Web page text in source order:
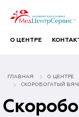
О ЦЕНТРЕ
ГЛАВНАЯ О ЦЕНТРЕ
СКОРОБОГАТЫЙ